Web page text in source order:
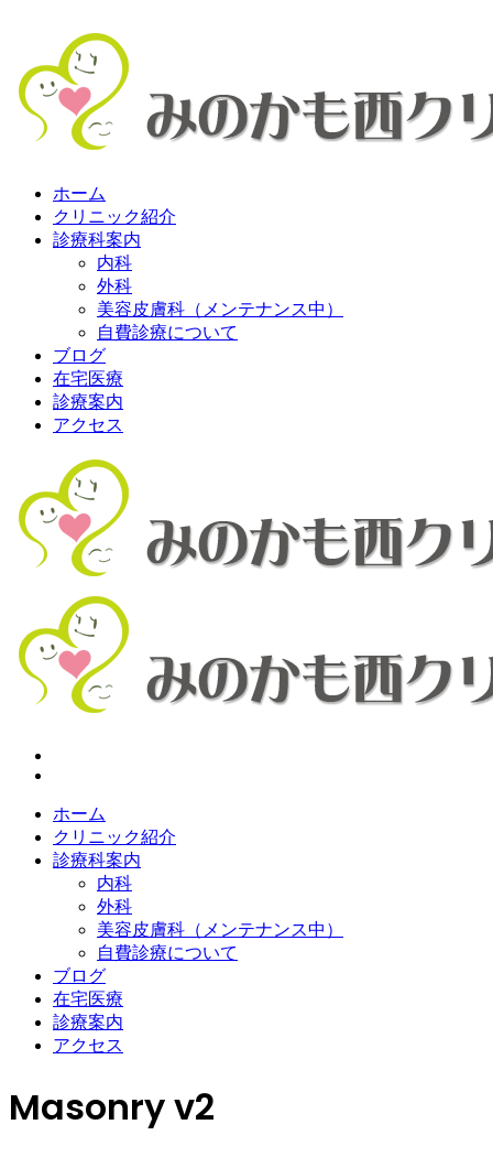
ホーム
クリニック紹介
診療科案内
内科
外科
美容皮膚科（メンテナンス中）
自費診療について
ブログ
在宅医療
診療案内
アクセス
ホーム
クリニック紹介
診療科案内
内科
外科
美容皮膚科（メンテナンス中）
自費診療について
ブログ
在宅医療
診療案内
アクセス
Masonry v2